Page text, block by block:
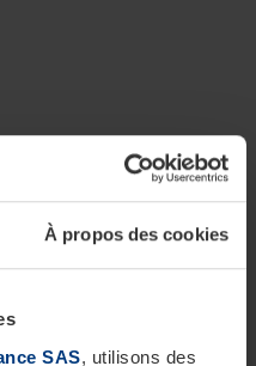
À propos des cookies
SAS, utilisons des